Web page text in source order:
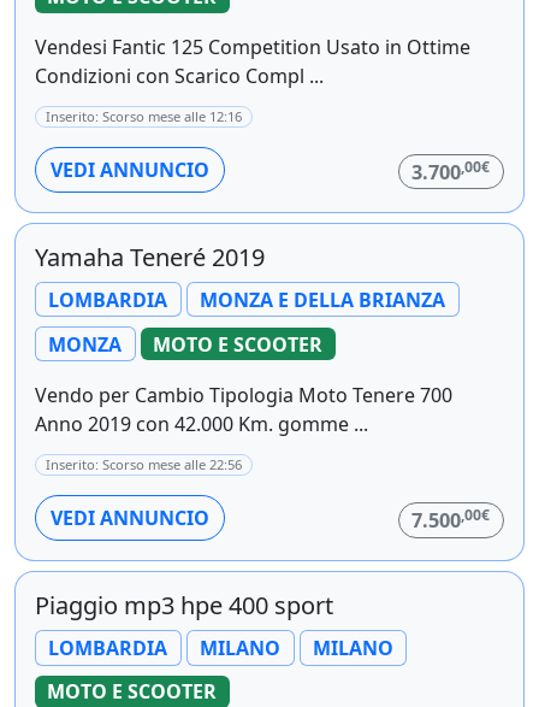
Vendesi Fantic 125 Competition Usato in Ottime
Condizioni con Scarico Compl ...
Inserito: Scorso mese alle 12:16
VEDI ANNUNCIO 3.700,00€
Yamaha Teneré 2019
LOMBARDIA
MONZA E DELLA BRIANZA
MONZA
MOTO E SCOOTER
Vendo per Cambio Tipologia Moto Tenere 700
Anno 2019 con 42.000 Km. gomme ...
Inserito: Scorso mese alle 22:56
VEDI ANNUNCIO 7.500,00€
Piaggio mp3 hpe 400 sport
LOMBARDIA MILANO
MILANO
MOTO E SCOOTER